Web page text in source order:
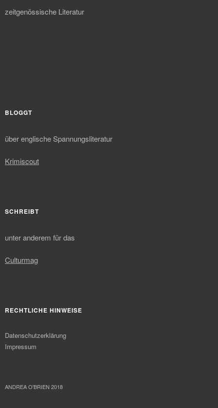
zeitgenössische Literatur
BLOGGT
über englische Spannungsliteratur
Krimiscout
SCHREIBT
unter anderem für das
Culturmag
RECHTLICHE HINWEISE
Datenschutzerklärung
Impressum
ANDREA O'BRIEN 2018